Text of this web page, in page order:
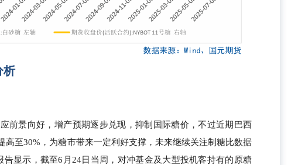
析
前景向好，增产预期逐步兑现，抑制国际糖价，不过近期巴西
高至30%，为糖市带来一定利好支撑，未来继续关注制糖比数据
告显示，截至6月24日当周，对冲基金及大型投机客持有的原糖